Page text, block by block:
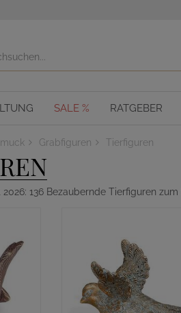
SALE % RATGEBER
Grabfiguren Tierfiguren
136 Bezaubernde Tierfiguren